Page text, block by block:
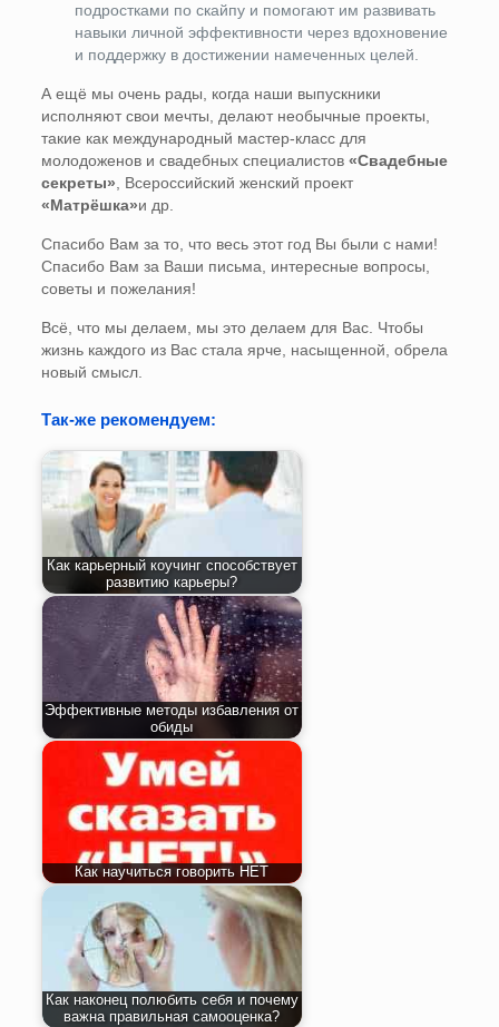
подростками по скайпу и помогают им развивать
навыки личной эффективности через вдохновение
и поддержку в достижении намеченных целей.
А ещё мы очень рады, когда наши выпускники
исполняют свои мечты, делают необычные проекты,
такие как международный мастер-класс для
молодоженов и свадебных специалистов «Свадебные
секреты» , Всероссийский женский проект
«Матрёшка»и др.
Спасибо Вам за то, что весь этот год Вы были с нами!
Спасибо Вам за Ваши письма, интересные вопросы,
советы и пожелания!
Всё, что мы делаем, мы это делаем для Вас. Чтобы
жизнь каждого из Вас стала ярче, насыщенной, обрела
новый смысл.
Так-же рекомендуем:
Как карьерный коучинг способствует
развитию карьеры?
Эффективные методы избавления от
обиды
Как научиться говорить НЕТ
Как наконец полюбить себя и почему
важна правильная самооценка?